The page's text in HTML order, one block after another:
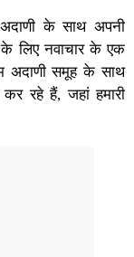
के साथ अपनी
लिए नवाचार के एक
अदाणी समूह के साथ
रहे हैं, जहां हमारी